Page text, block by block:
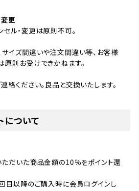
変更
ル・変更は原則不可。
サイズ間違いや注文間違い等、お客様
原則お受けできかねます。
ください。良品と交換いたします。
について
ただいた商品金額の10％をポイント還
目以降のご購入時に会員ログインし